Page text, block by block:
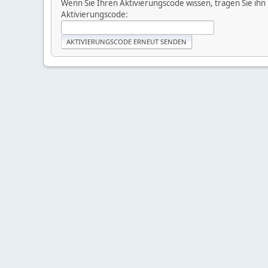
Wenn Sie Ihren Aktivierungscode wissen, tragen Sie
Aktivierungscode: